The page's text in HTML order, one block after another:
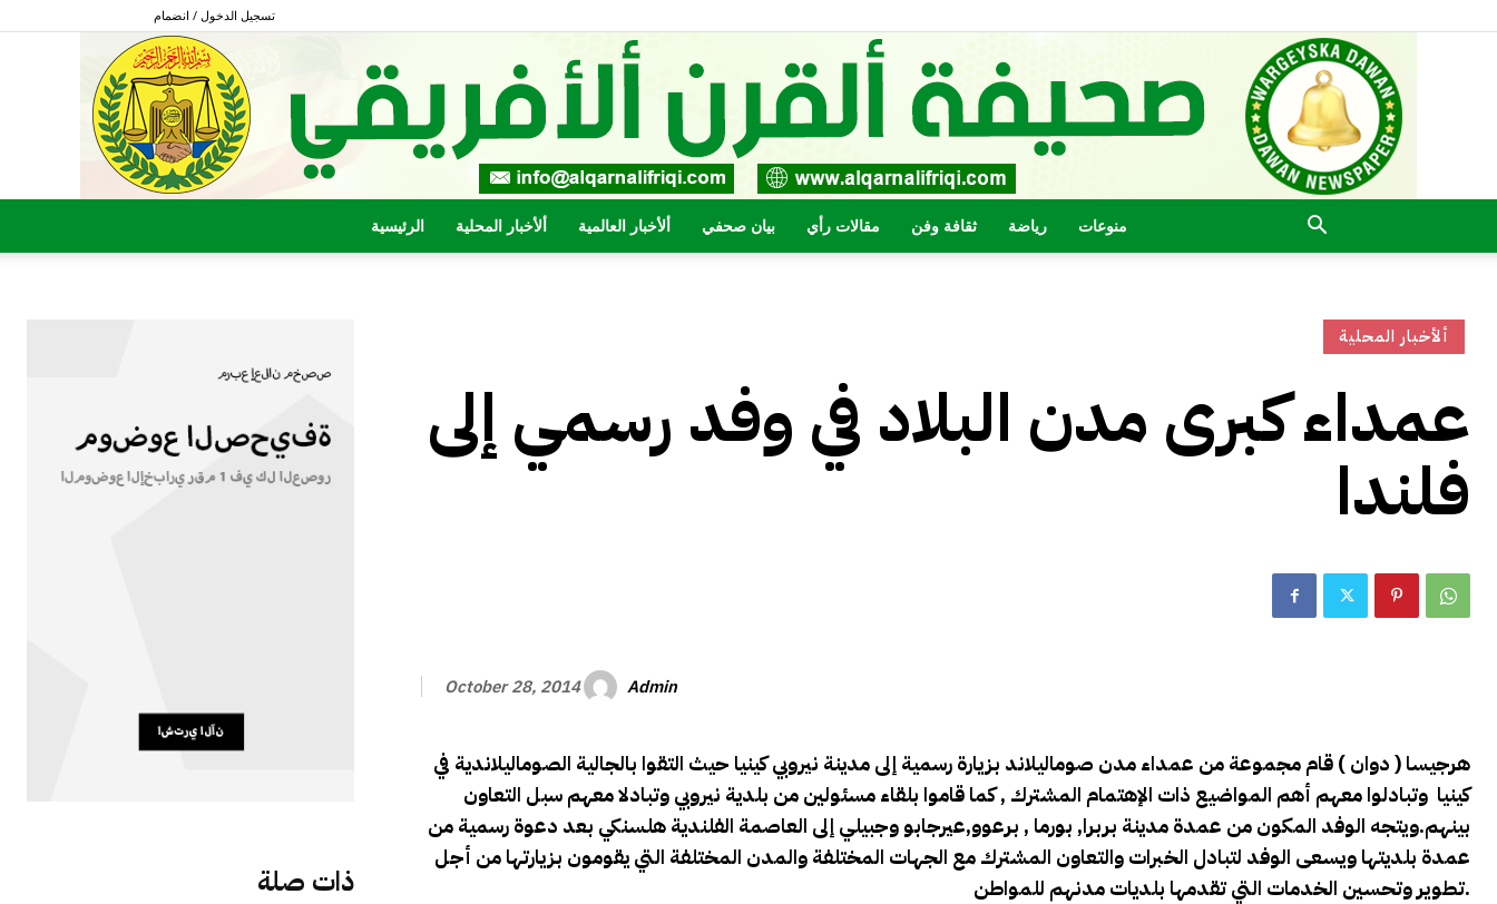
تسجيل الدخول / انضمام
القرن
الرئيسية ألأخبار المحلية ألأخبار العالمية بيان صحفي مقالات رأي ثقافة وفن رياضة منوعات
ذات صلة
ألأخبار المحلية
عمداء كبرى مدن البلاد في وفد رسمي إلى
فلندا
October 28, 2014 Admin
هرجيسا ( دوان ) قام مجموعة من عمداء مدن صوماليلاند بزيارة رسمية إلى مدينة نيروبي كينيا حيث التقوا بالجالية الصوماليلاندية في
كينيا وتبادلوا معهم أهم المواضيع ذات الإهتمام المشترك , كما قاموا بلقاء مسئولين من بلدية نيروبي وتبادلا معهم سبل التعاون
بينهم.ويتجه الوفد المكون من عمدة مدينة بربرا, بورما , برعوو,عيرجابو وجبيلي إلى العاصمة الفلندية هلسنكي بعد دعوة رسمية من
عمدة بلديتها ويسعى الوفد لتبادل الخبرات والتعاون المشترك مع الجهات المختلفة والمدن المختلفة التي يقومون بزيارتها من أجل
تطوير وتحسين الخدمات التي تقدمها بلديات مدنهم للمواطن.